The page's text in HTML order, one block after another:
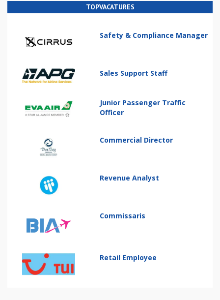
TOPVACATURES
Safety & Compliance Manager
Sales Support Staff
Junior Passenger Traffic
Officer
Commercial Director
Revenue Analyst
Commissaris
Retail Employee